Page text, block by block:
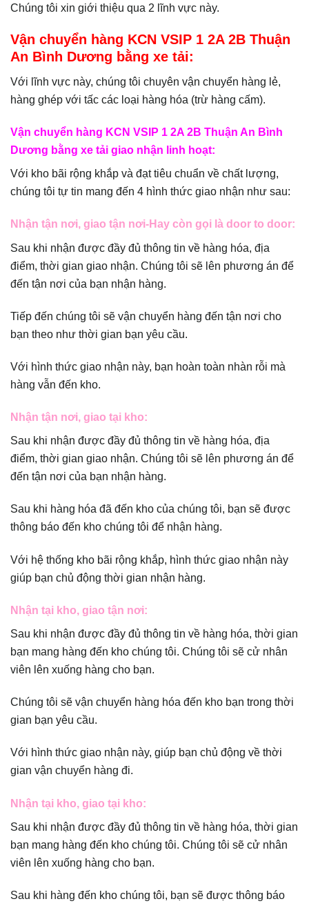
Chúng tôi xin giới thiệu qua 2 lĩnh vực này.
Vận chuyển hàng KCN VSIP 1 2A 2B Thuận
An Bình Dương bằng xe tải:
Với lĩnh vực này, chúng tôi chuyên vận chuyển hàng lẻ,
hàng ghép với tấc các loại hàng hóa (trừ hàng cấm).
Vận chuyển hàng KCN VSIP 1 2A 2B Thuận An Bình
Dương bằng xe tải giao nhận linh hoạt:
Với kho bãi rộng khắp và đạt tiêu chuẩn về chất lượng,
chúng tôi tự tin mang đến 4 hình thức giao nhận như sau:
Nhận tận nơi, giao tận nơi-Hay còn gọi là door to door:
Sau khi nhận được đầy đủ thông tin về hàng hóa, địa
điểm, thời gian giao nhận. Chúng tôi sẽ lên phương án để
đến tận nơi của bạn nhận hàng.
Tiếp đến chúng tôi sẽ vận chuyển hàng đến tận nơi cho
bạn theo như thời gian bạn yêu cầu.
Với hình thức giao nhận này, bạn hoàn toàn nhàn rỗi mà
hàng vẫn đến kho.
Nhận tận nơi, giao tại kho:
Sau khi nhận được đầy đủ thông tin về hàng hóa, địa
điểm, thời gian giao nhận. Chúng tôi sẽ lên phương án để
đến tận nơi của bạn nhận hàng.
Sau khi hàng hóa đã đến kho của chúng tôi, bạn sẽ được
thông báo đến kho chúng tôi để nhận hàng.
Với hệ thống kho bãi rộng khắp, hình thức giao nhận này
giúp bạn chủ động thời gian nhận hàng.
Nhận tại kho, giao tận nơi:
Sau khi nhận được đầy đủ thông tin về hàng hóa, thời gian
bạn mang hàng đến kho chúng tôi. Chúng tôi sẽ cử nhân
viên lên xuống hàng cho bạn.
Chúng tôi sẽ vận chuyển hàng hóa đến kho bạn trong thời
gian bạn yêu cầu.
Với hình thức giao nhận này, giúp bạn chủ động về thời
gian vận chuyển hàng đi.
Nhận tại kho, giao tại kho:
Sau khi nhận được đầy đủ thông tin về hàng hóa, thời gian
bạn mang hàng đến kho chúng tôi. Chúng tôi sẽ cử nhân
viên lên xuống hàng cho bạn.
Sau khi hàng đến kho chúng tôi, bạn sẽ được thông báo